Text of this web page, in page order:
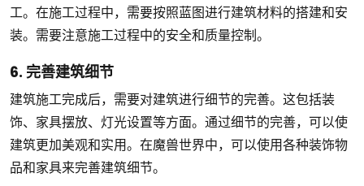
工。在施工过程中，需要按照蓝图进行建筑材料的搭建和安
装。需要注意施工过程中的安全和质量控制。
6. 完善建筑细节
建筑施工完成后，需要对建筑进行细节的完善。这包括装
饰、家具摆放、灯光设置等方面。通过细节的完善，可以使
建筑更加美观和实用。在魔兽世界中，可以使用各种装饰物
品和家具来完善建筑细节。